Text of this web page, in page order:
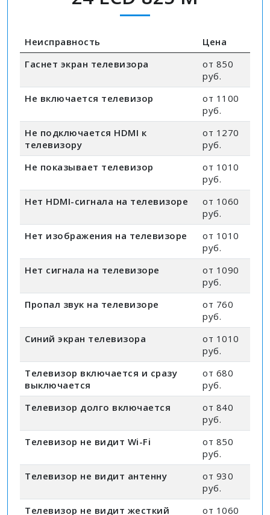
Неисправность
Цена
Гаснет экран телевизора
от 850
руб.
Не включается телевизор
от 1100
руб.
Не подключается HDMI к
телевизору
от 1270
руб.
Не показывает телевизор
от 1010
руб.
Нет HDMI-сигнала на телевизоре
от 1060
руб.
Нет изображения на телевизоре
от 1010
руб.
Нет сигнала на телевизоре
от 1090
руб.
Пропал звук на телевизоре
от 760
руб.
Синий экран телевизора
от 1010
руб.
Телевизор включается и сразу
выключается
от 680
руб.
Телевизор долго включается
от 840
руб.
Телевизор не видит Wi-Fi
от 850
руб.
Телевизор не видит антенну
от 930
руб.
Телевизор не видит жесткий
от 1060